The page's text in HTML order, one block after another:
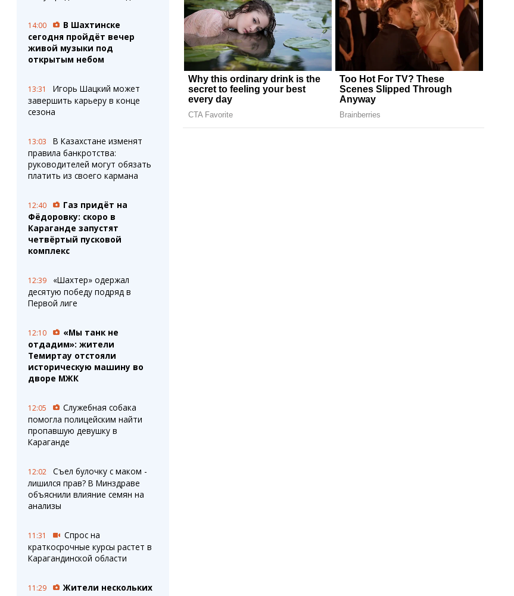
14:00
В Шахтинске
сегодня пройдёт вечер
живой музыки под
открытым небом
13:31
Игорь Шацкий может
завершить карьеру в конце
сезона
13:03
В Казахстане изменят
правила банкротства:
руководителей могут обязать
платить из своего кармана
12:40
Газ придёт на
Фёдоровку: скоро в
Караганде запустят
четвёртый пусковой
комплекс
12:39
«Шахтер» одержал
десятую победу подряд в
Первой лиге
12:10
«Мы танк не
отдадим»: жители
Темиртау отстояли
историческую машину во
дворе МЖК
12:05
Служебная собака
помогла полицейским найти
пропавшую девушку в
Караганде
12:02
Съел булочку с маком -
лишился прав? В Минздраве
объяснили влияние семян на
анализы
11:31
Спрос на
краткосрочные курсы растет в
Карагандинской области
11:29
Жители нескольких